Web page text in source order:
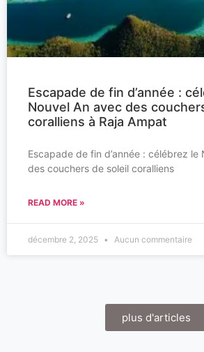
Escapade de fin d’année :
Nouvel An avec des
coralliens à Raja Ampat
Escapade de fin d’année : célébrez le
des couchers de soleil coralliens
READ MORE »
décembre 2, 2025 Aucun commentaire
plus d'articles